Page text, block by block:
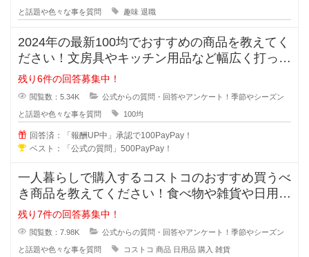
と話題や色々な事を質問 趣味 退職
2024年の最新100均でおすすめの商品を教えてく
ださい！文房具やキッチン用品など幅広く打って
いる100均で購入すべきお
残り6件の回答募集中！
閲覧数：5.34K 公式からの質問・回答やアンケート！季節やシーズン
と話題や色々な事を質問 100均
回答済：「報酬UP中」承認で100PayPay！
ベスト：「公式の質問」500PayPay！
一人暮らしで購入するコストコのおすすめ買うべ
き商品を教えてください！食べ物や雑貨や日用品
など家族だと大量に購入出来ますが
残り7件の回答募集中！
閲覧数：7.98K 公式からの質問・回答やアンケート！季節やシーズン
と話題や色々な事を質問 コストコ 商品 日用品 購入 雑貨